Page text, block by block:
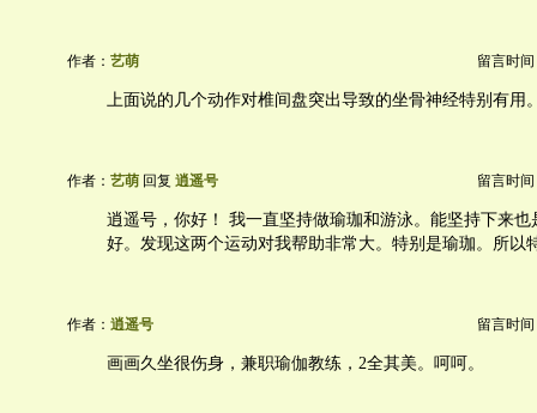
作者： 艺萌 留言时间
上面说的几个动作对椎间盘突出导致的坐骨神经特别有用
作者： 艺萌 回复 逍遥号 留言时间
逍遥号，你好！ 我一直坚持做瑜珈和游泳。能坚持下来也
好。发现这两个运动对我帮助非常大。特别是瑜珈。所以
作者： 逍遥号 留言时间
画画久坐很伤身，兼职瑜伽教练，2全其美。呵呵。